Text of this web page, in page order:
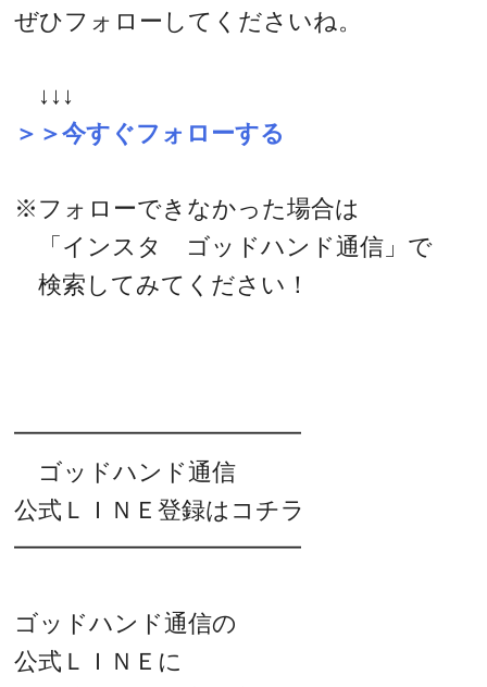
ぜひフォローしてくださいね。
↓↓↓
＞＞今すぐフォローする
※フォローできなかった場合は
「インスタ ゴッドハンド通信」で
検索してみてください！
━━━━━━━━━━━━
ゴッドハンド通信
公式ＬＩＮＥ登録はコチラ
━━━━━━━━━━━━
ゴッドハンド通信の
公式ＬＩＮＥに